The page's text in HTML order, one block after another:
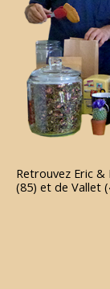
Retrouvez Eric &
(85) et de Vallet